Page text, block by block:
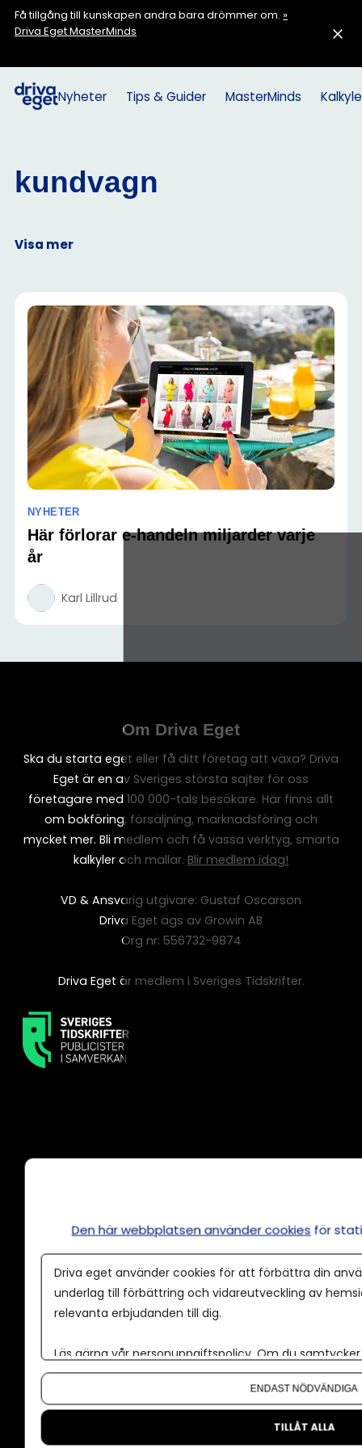
Få tillgång till kunskapen andra bara drömmer om. »
Driva Eget MasterMinds
Nyheter Tips & Guider MasterMinds
kundvagn
Visa mer
NYHETER
Här förlorar e-handeln miljarder varje
år
Karl Lillrud
Om Driva Eget
Ska du starta eget eller få ditt företag att växa? Driva
Eget är en av Sveriges största sajter för oss
företagare med 100 000-tals besökare. Här finns allt
om bokföring, försäljning, marknadsföring och
mycket mer. Bli medlem och få vassa verktyg, smarta
kalkyler och mallar. Blir medlem idag!
VD & Ansvarig utgivare: Gustaf Oscarson
Driva Eget ägs av Growin AB
Org nr: 556732-9874
Driva Eget är medlem i Sveriges Tidskrifter.
Våra användarvillkor
Policy för AI
Annonspolicy
Tillgänglighet
Om oss
Den här webbplatsen använder cookies för
Driva eget använder cookies för att förbättra din
underlag till förbättring och vidareutveckling av
relevanta erbjudanden till dig.
Läs gärna vår personuppgiftspolicy. Om du
Om du vill ändra ditt val i efterhand hittar du den
ENDAST NÖDVÄNDIGA
TILLÅT ALLA